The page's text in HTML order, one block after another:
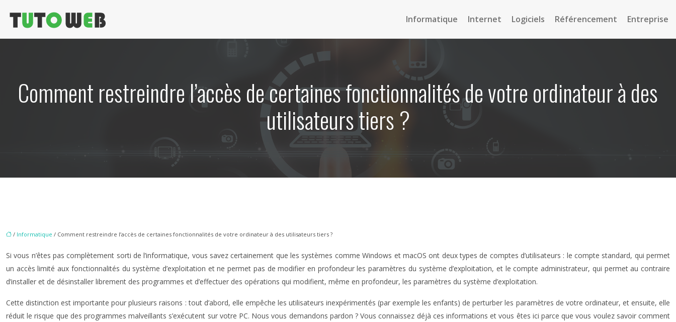
Informatique Internet Logiciels Référencement Entreprise
Comment restreindre l’accès de certaines fonctionnalités de votre ordinateur à des
utilisateurs tiers ?
/ Informatique / Comment restreindre l’accès de certaines fonctionnalités de votre ordinateur à des utilisateurs tiers ?
Si vous n’êtes pas complètement sorti de l’informatique, vous savez certainement que les systèmes comme Windows et macOS ont deux types de comptes d’utilisateurs : le compte standard, qui permet
un accès limité aux fonctionnalités du système d’exploitation et ne permet pas de modifier en profondeur les paramètres du système d’exploitation, et le compte administrateur, qui permet au contraire
d’installer et de désinstaller librement des programmes et d’effectuer des opérations qui modifient, même en profondeur, les paramètres du système d’exploitation.
Cette distinction est importante pour plusieurs raisons : tout d’abord, elle empêche les utilisateurs inexpérimentés (par exemple les enfants) de perturber les paramètres de votre ordinateur, et ensuite, elle
réduit le risque que des programmes malveillants s’exécutent sur votre PC. Nous vous demandons pardon ? Vous connaissez déjà ces informations et vous êtes ici parce que vous voulez savoir comment